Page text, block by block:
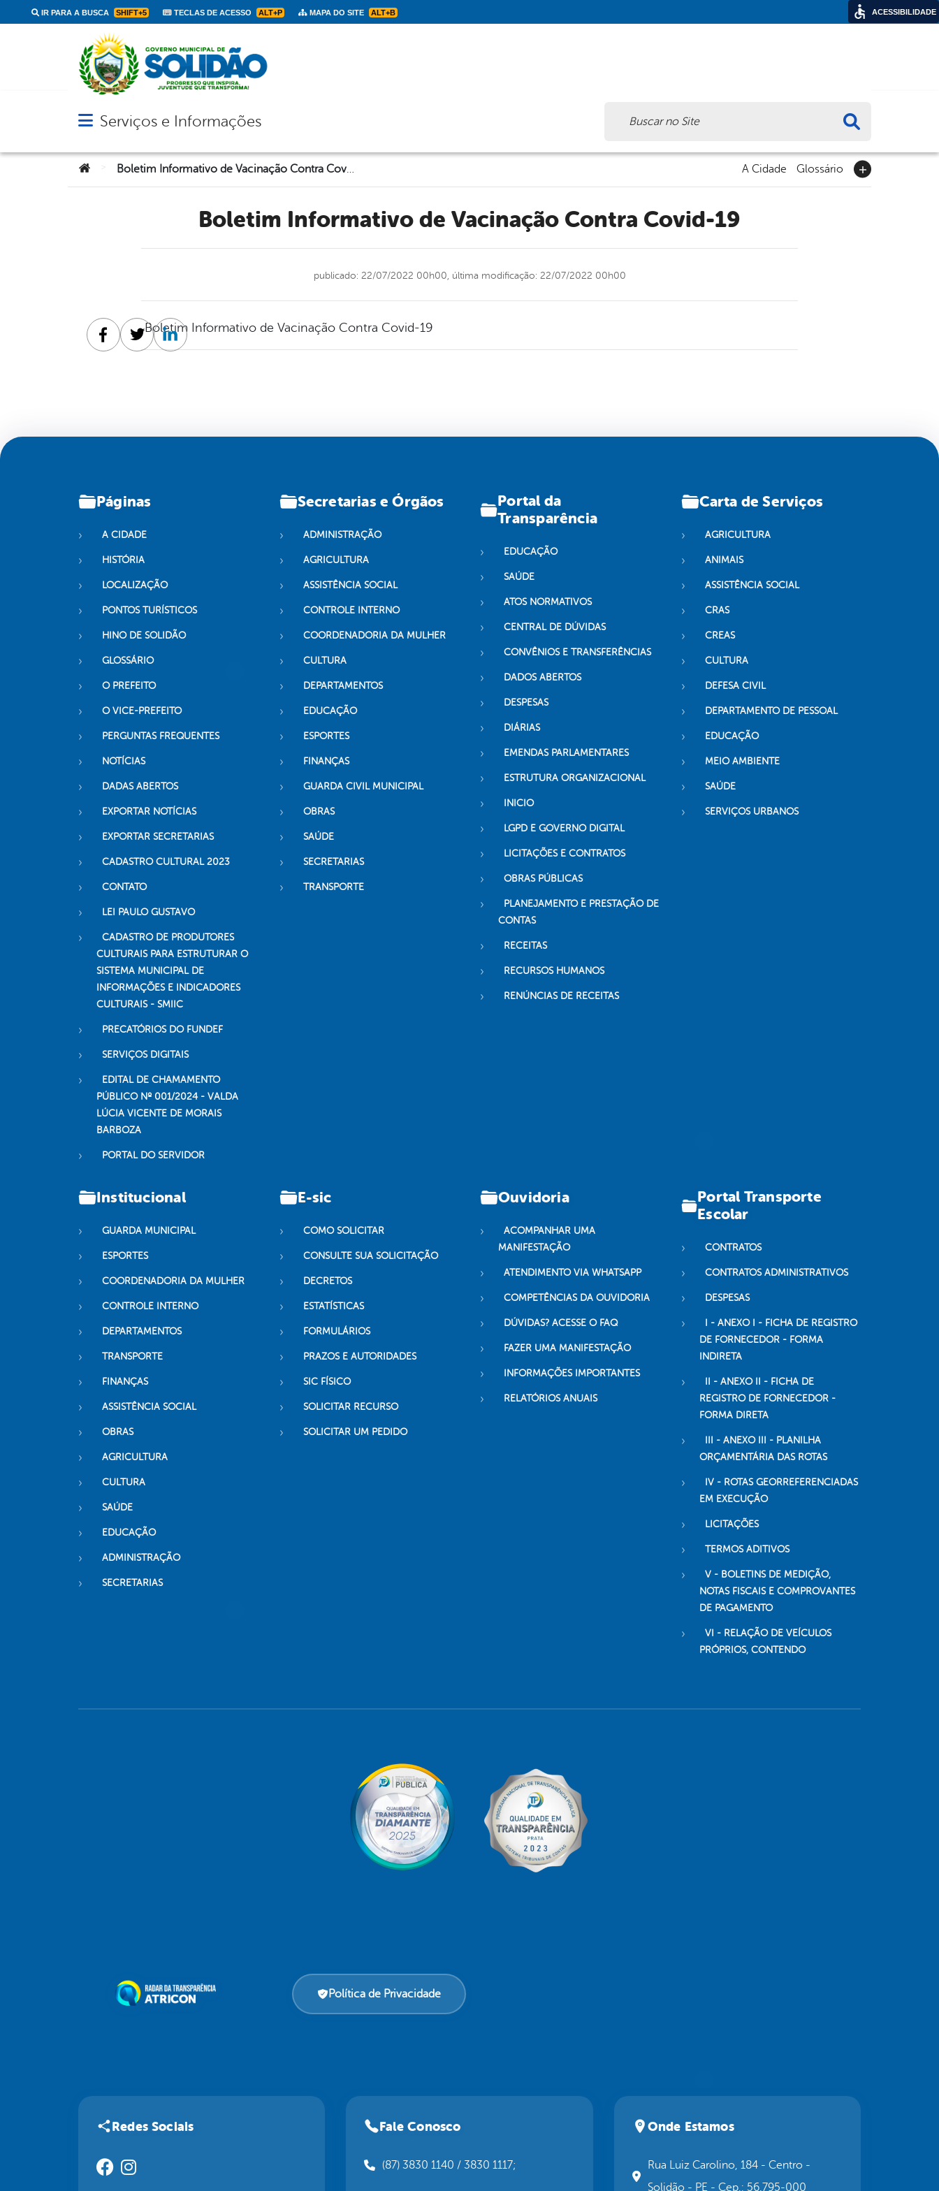
IR PARA A BUSCA SHIFT+5 TECLAS DE ACESSO ALT+P MAPA DO SITE ALT+B
Abrir menu principal de navegação
Serviços e Informações
Você está aqui: Boletim Informativo de Vacinação Contra Covid-19 A Cidade Glossário
Boletim Informativo de Vacinação Contra Covid-19
publicado: 22/07/2022 00h00, última modificação: 22/07/2022 00h00
Boletim Informativo de Vacinação Contra Covid-19
Facebook
TwitterLinkedin
Páginas
A CIDADE
HISTÓRIA
LOCALIZAÇÃO
PONTOS TURÍSTICOS
HINO DE SOLIDÃO
GLOSSÁRIO
O PREFEITO
O VICE-PREFEITO
PERGUNTAS FREQUENTES
NOTÍCIAS
DADAS ABERTOS
EXPORTAR NOTÍCIAS
EXPORTAR SECRETARIAS
CADASTRO CULTURAL 2023
CONTATO
LEI PAULO GUSTAVO
CADASTRO DE PRODUTORES
CULTURAIS PARA ESTRUTURAR O
SISTEMA MUNICIPAL DE
INFORMAÇÕES E INDICADORES
CULTURAIS - SMIIC
PRECATÓRIOS DO FUNDEF
SERVIÇOS DIGITAIS
EDITAL DE CHAMAMENTO
PÚBLICO Nº 001/2024 - VALDA
LÚCIA VICENTE DE MORAIS
BARBOZA
PORTAL DO SERVIDOR
Secretarias e Órgãos
ADMINISTRAÇÃO
AGRICULTURA
ASSISTÊNCIA SOCIAL
CONTROLE INTERNO
COORDENADORIA DA MULHER
CULTURA
DEPARTAMENTOS
EDUCAÇÃO
ESPORTES
FINANÇAS
GUARDA CIVIL MUNICIPAL
OBRAS
SAÚDE
SECRETARIAS
TRANSPORTE
Portal da
Transparência
EDUCAÇÃO
SAÚDE
ATOS NORMATIVOS
CENTRAL DE DÚVIDAS
CONVÊNIOS E TRANSFERÊNCIAS
DADOS ABERTOS
DESPESAS
DIÁRIAS
EMENDAS PARLAMENTARES
ESTRUTURA ORGANIZACIONAL
INICIO
LGPD E GOVERNO DIGITAL
LICITAÇÕES E CONTRATOS
OBRAS PÚBLICAS
PLANEJAMENTO E PRESTAÇÃO DE
CONTAS
RECEITAS
RECURSOS HUMANOS
RENÚNCIAS DE RECEITAS
Carta de Serviços
AGRICULTURA
ANIMAIS
ASSISTÊNCIA SOCIAL
CRAS
CREAS
CULTURA
DEFESA CIVIL
DEPARTAMENTO DE PESSOAL
EDUCAÇÃO
MEIO AMBIENTE
SAÚDE
SERVIÇOS URBANOS
Institucional
GUARDA MUNICIPAL
ESPORTES
COORDENADORIA DA MULHER
CONTROLE INTERNO
DEPARTAMENTOS
TRANSPORTE
FINANÇAS
ASSISTÊNCIA SOCIAL
OBRAS
AGRICULTURA
CULTURA
SAÚDE
EDUCAÇÃO
ADMINISTRAÇÃO
SECRETARIAS
E-sic
COMO SOLICITAR
CONSULTE SUA SOLICITAÇÃO
DECRETOS
ESTATÍSTICAS
FORMULÁRIOS
PRAZOS E AUTORIDADES
SIC FÍSICO
SOLICITAR RECURSO
SOLICITAR UM PEDIDO
Ouvidoria
ACOMPANHAR UMA
MANIFESTAÇÃO
ATENDIMENTO VIA WHATSAPP
COMPETÊNCIAS DA OUVIDORIA
DÚVIDAS? ACESSE O FAQ
FAZER UMA MANIFESTAÇÃO
INFORMAÇÕES IMPORTANTES
RELATÓRIOS ANUAIS
Portal Transporte
Escolar
CONTRATOS
CONTRATOS ADMINISTRATIVOS
DESPESAS
I - ANEXO I - FICHA DE REGISTRO
DE FORNECEDOR - FORMA
INDIRETA
II - ANEXO II - FICHA DE
REGISTRO DE FORNECEDOR -
FORMA DIRETA
III - ANEXO III - PLANILHA
ORÇAMENTÁRIA DAS ROTAS
IV - ROTAS GEORREFERENCIADAS
EM EXECUÇÃO
LICITAÇÕES
TERMOS ADITIVOS
V - BOLETINS DE MEDIÇÃO,
NOTAS FISCAIS E COMPROVANTES
DE PAGAMENTO
VI - RELAÇÃO DE VEÍCULOS
PRÓPRIOS, CONTENDO
Política de Privacidade
Redes Sociais Fale Conosco
(87) 3830 1140 / 3830 1117;
Onde Estamos
Rua Luiz Carolino, 184 - Centro -
Solidão - PE - Cep.: 56.795-000
ACESSIBILIDADE